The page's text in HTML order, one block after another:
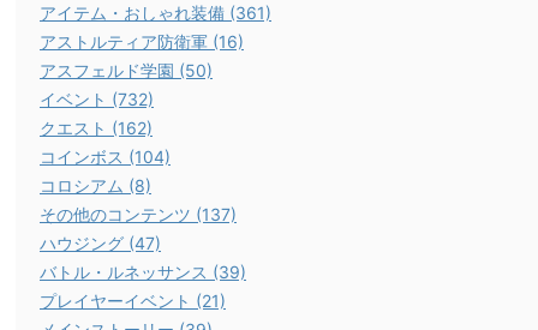
アイテム・おしゃれ装備 (361)
アストルティア防衛軍 (16)
アスフェルド学園 (50)
イベント (732)
クエスト (162)
コインボス (104)
コロシアム (8)
その他のコンテンツ (137)
ハウジング (47)
バトル・ルネッサンス (39)
プレイヤーイベント (21)